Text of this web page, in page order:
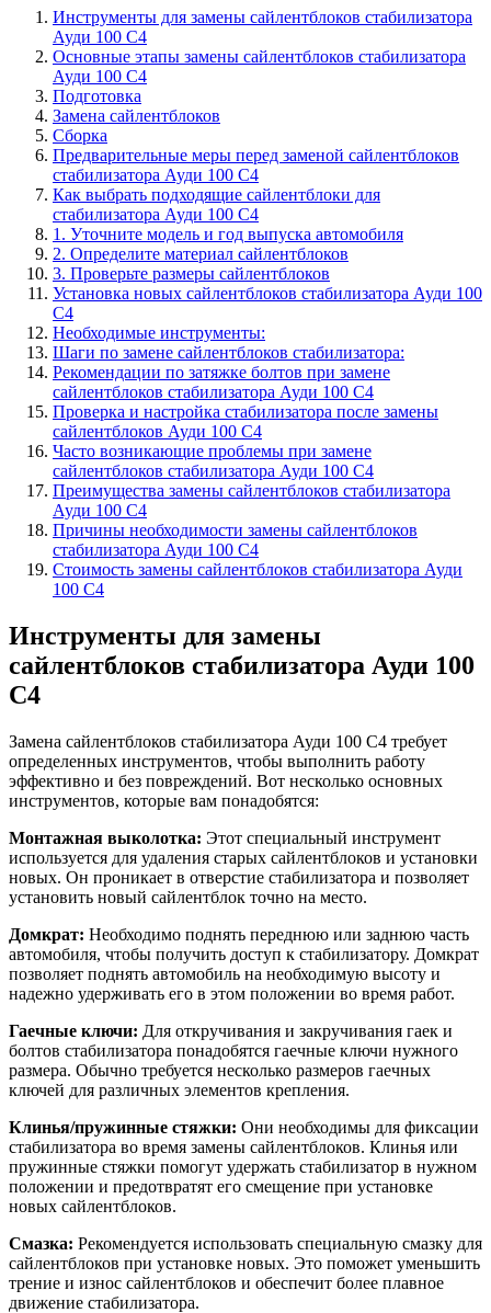
Инструменты для замены сайлентблоков стабилизатора
Ауди 100 С4
Основные этапы замены сайлентблоков стабилизатора
Ауди 100 С4
Подготовка
Замена сайлентблоков
Сборка
Предварительные меры перед заменой сайлентблоков
стабилизатора Ауди 100 С4
Как выбрать подходящие сайлентблоки для
стабилизатора Ауди 100 С4
1. Уточните модель и год выпуска автомобиля
2. Определите материал сайлентблоков
3. Проверьте размеры сайлентблоков
Установка новых сайлентблоков стабилизатора Ауди 100
С4
Необходимые инструменты:
Шаги по замене сайлентблоков стабилизатора:
Рекомендации по затяжке болтов при замене
сайлентблоков стабилизатора Ауди 100 С4
Проверка и настройка стабилизатора после замены
сайлентблоков Ауди 100 С4
Часто возникающие проблемы при замене
сайлентблоков стабилизатора Ауди 100 С4
Преимущества замены сайлентблоков стабилизатора
Ауди 100 С4
Причины необходимости замены сайлентблоков
стабилизатора Ауди 100 С4
Стоимость замены сайлентблоков стабилизатора Ауди
100 С4
Инструменты для замены
сайлентблоков стабилизатора Ауди 100
С4
Замена сайлентблоков стабилизатора Ауди 100 С4 требует
определенных инструментов, чтобы выполнить работу
эффективно и без повреждений. Вот несколько основных
инструментов, которые вам понадобятся:
Монтажная выколотка: Этот специальный инструмент
используется для удаления старых сайлентблоков и установки
новых. Он проникает в отверстие стабилизатора и позволяет
установить новый сайлентблок точно на место.
Домкрат: Необходимо поднять переднюю или заднюю часть
автомобиля, чтобы получить доступ к стабилизатору. Домкрат
позволяет поднять автомобиль на необходимую высоту и
надежно удерживать его в этом положении во время работ.
Гаечные ключи: Для откручивания и закручивания гаек и
болтов стабилизатора понадобятся гаечные ключи нужного
размера. Обычно требуется несколько размеров гаечных
ключей для различных элементов крепления.
Клинья/пружинные стяжки: Они необходимы для фиксации
стабилизатора во время замены сайлентблоков. Клинья или
пружинные стяжки помогут удержать стабилизатор в нужном
положении и предотвратят его смещение при установке
новых сайлентблоков.
Смазка: Рекомендуется использовать специальную смазку для
сайлентблоков при установке новых. Это поможет уменьшить
трение и износ сайлентблоков и обеспечит более плавное
движение стабилизатора.